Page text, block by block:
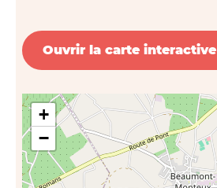
Ouvrir la carte interactive
+
−